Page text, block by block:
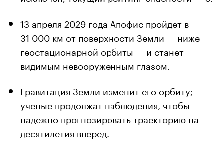
13 апреля 2029 года Апофис пройдет в
31 000 км от поверхности Земли — ниже
геостационарной орбиты — и станет
видимым невооруженным глазом.
Гравитация Земли изменит его орбиту;
ученые продолжат наблюдения, чтобы
надежно прогнозировать траекторию на
десятилетия вперед.